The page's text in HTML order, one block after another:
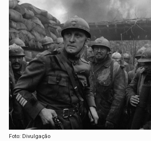
Foto: Divulgação